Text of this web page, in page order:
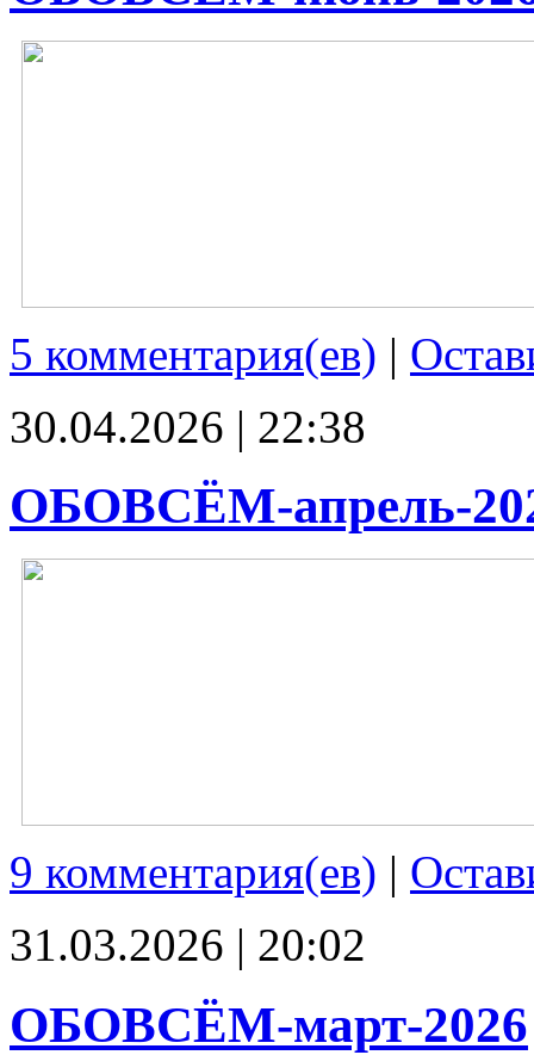
5 комментария(ев) |
30.04.2026 | 22:38
ОБОВСЁМ-апрель-
9 комментария(ев) |
31.03.2026 | 20:02
ОБОВСЁМ-март-2026